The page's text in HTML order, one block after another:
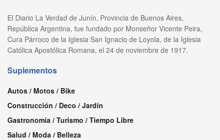
El Diario La Verdad de Junín, Provincia de Buenos Aires,
República Argentina, fue fundado por Monseñor Vicente Peira,
Cura Párroco de la Iglesia San Ignacio de Loyola, de la Iglesia
Católica Apostólica Romana, el 24 de noviembre de 1917.
Suplementos
Autos / Motos / Bike
Construcción / Deco / Jardín
Gastronomía / Turismo / Tiempo Libre
Salud / Moda / Belleza